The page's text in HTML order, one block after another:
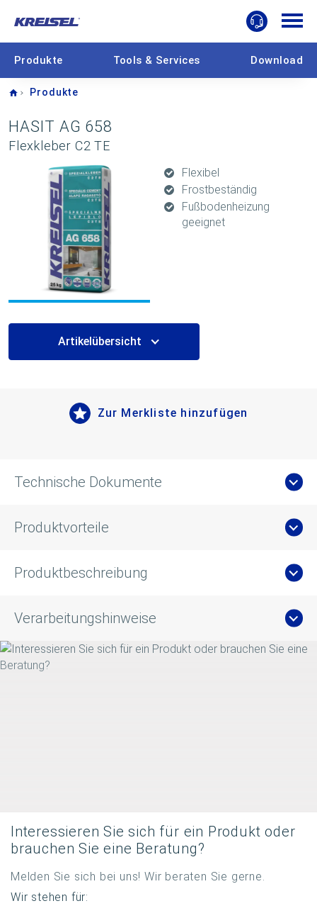
Produkte Tools & Services Download
Home
Produkte
HASIT AG 658
Flexkleber C2 TE
Flexibel
Frostbeständig
Fußbodenheizung
geeignet
Artikelübersicht
Zur Merkliste hinzufügen
Technische Dokumente
Produktvorteile
Produktbeschreibung
Verarbeitungshinweise
Interessieren Sie sich für ein Produkt oder
brauchen Sie eine Beratung?
Melden Sie sich bei uns! Wir beraten Sie gerne.
Wir stehen für: